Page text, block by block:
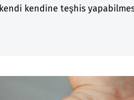
kendi kendine teşhis